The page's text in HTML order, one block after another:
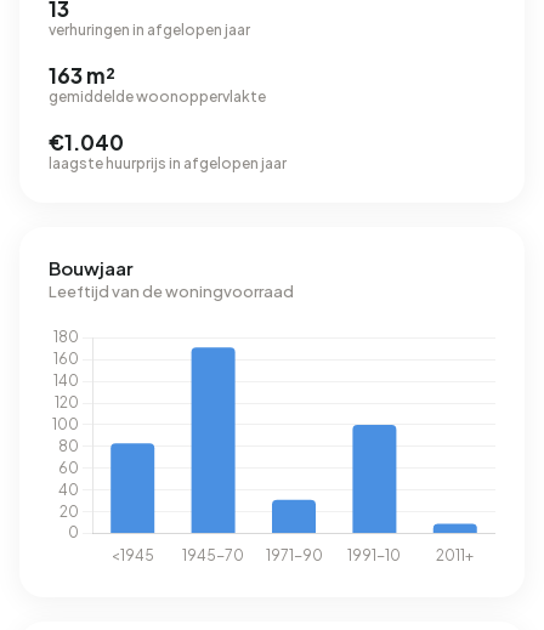
13
verhuringen in afgelopen jaar
163 m²
gemiddelde woonoppervlakte
€1.040
laagste huurprijs in afgelopen jaar
Bouwjaar
Leeftijd van de woningvoorraad